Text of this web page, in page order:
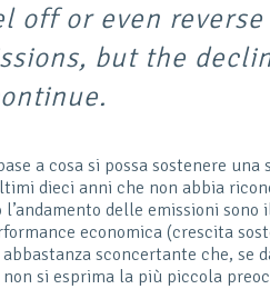
off or even
but the
a cosa si possa sostenere
dieci anni che non abbia
delle emissioni
economica (crescita
abbastanza sconcertante che,
si esprima la più piccola